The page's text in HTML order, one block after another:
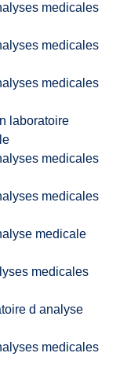
medicales
medicales
medicales
laboratoire
medicales
medicales
medicale
medicales
d analyse
medicales